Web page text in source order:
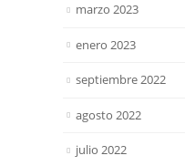
marzo 2023
enero 2023
septiembre 2022
agosto 2022
julio 2022